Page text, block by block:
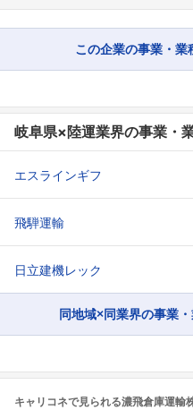
この企業の事業・業
岐阜県×陸運業界の事業・
エスラインギフ
飛騨運輸
日立建機レック
同地域×同業界の事業
キャリコネで見られる濃飛倉庫運輸